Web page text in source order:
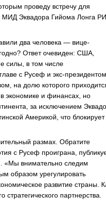
проведу встречу для
МИД Эквадора Гийома Лонга
два человека — вице-
Ответ очевиден: США,
силы, в том числе
с Русеф и экс-президентом
на долю которого
экономике и финансах, но
за исключением
Америкой, что блокирует
размах. Обратите
с Русеф проиграна,
«Мы внимательно следим
образом урегулировать
развитие страны.
партнерства.